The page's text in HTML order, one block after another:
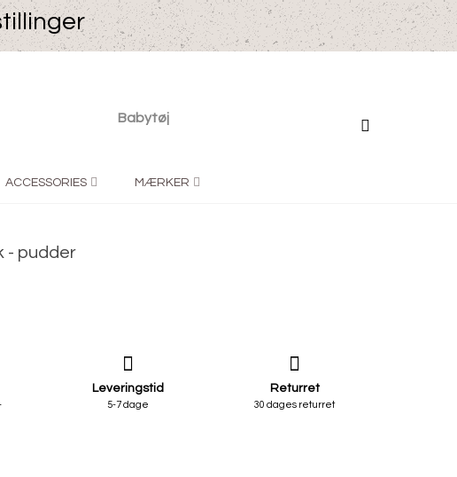
Babytøj
ACCESSORIES MÆRKER
- pudder
Leveringstid
5-7 dage
Returret
30 dages returret